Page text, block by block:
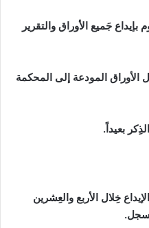
جَميع الأوراق والتقرير
المودعة إلى المحكمة
بعيداً.
خِلال الأربع والعِشرين